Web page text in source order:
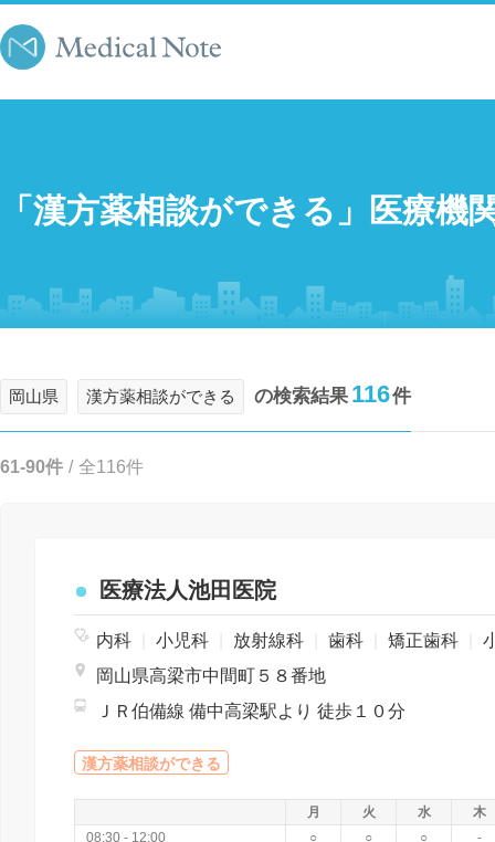
「漢方薬相談ができる」医療機
岡山県 漢方薬相談ができる の検索結果 116件
61-90件 / 全116件
医療法人池田医院
内科 小児科 放射線科 歯科 矯正歯科
小児
岡山県高梁市中間町５８番地
ＪＲ伯備線 備中高梁駅より 徒歩１０分
漢方薬相談ができる
月 火 水
木
08:30 - 12:00
○ ○ ○
-